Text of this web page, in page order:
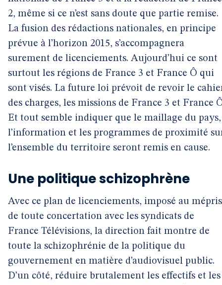
2, même si ce n’est sans doute que partie remise.
La fusion des rédactions nationales, en principe
prévue à l’horizon 2015, s’accompagnera
surement de licenciements. Aujourd’hui ce sont
surtout les régions de France 3 et France Ô qui
sont visés. La future loi prévoit de revoir le
des charges, les missions de France 3 et France
Et tout semble indiquer que le maillage du pays,
l’information et les programmes de proximité
l’ensemble du territoire seront remis en cause.
Une politique schizophrène
Avec ce plan de licenciements, imposé au mépris
de toute concertation avec les syndicats de
France Télévisions, la direction fait montre de
toute la schizophrénie de la politique du
gouvernement en matière d’audiovisuel public.
D’un côté, réduire brutalement les effectifs et les